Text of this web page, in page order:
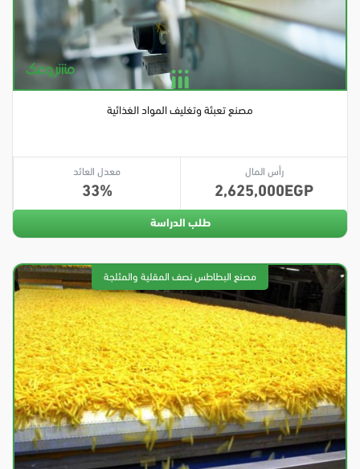
مصنع تعبئة وتغليف المواد الغذائية
رأس المال
2,625,000
معدل العائد
33
طلب الدراسة